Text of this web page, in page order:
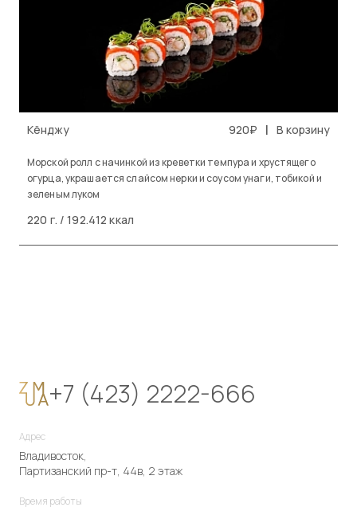
Кёнджу 920₽ | В корзину
Морской ролл с начинкой из креветки темпура и хрустящего
огурца, украшается слайсом нерки и соусом унаги, тобикой и
зеленым луком
220 г. / 192.412 ккал
+7 (423) 2222-666
Адрес
Владивосток,
Партизанский пр-т, 44в, 2 этаж
Время работы